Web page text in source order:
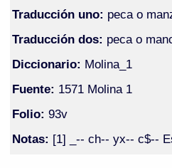
Traducción uno: peca o
Traducción dos: peca o
Diccionario: Molina_1
Fuente: 1571 Molina 1
Folio: 93v
Notas: [1] _-- ch-- yx-- c$--